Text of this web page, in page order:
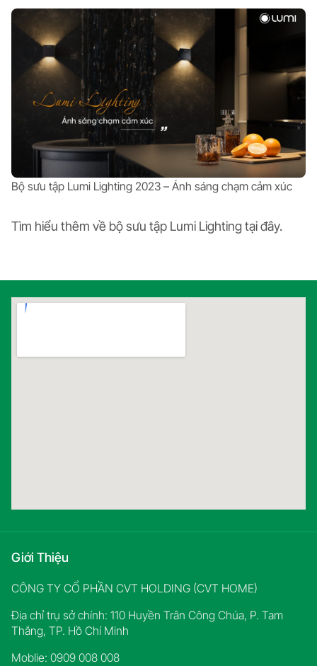
Bộ sưu tập Lumi Lighting 2023 – Ánh sáng chạm cảm xúc
Tìm hiểu thêm về bộ sưu tập Lumi Lighting tạiđây.
Giới Thiệu
CÔNG TY CỔ PHẦN CVT HOLDING (CVT HOME)
Địa chỉ trụ sở chính: 110 Huyền Trân Công Chúa, P. Tam
Thắng, TP. Hồ Chí Minh
Moblie: 0909 008 008